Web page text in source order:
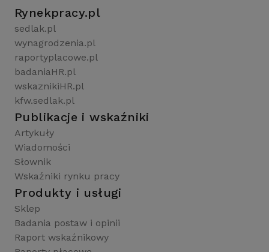
Rynekpracy.pl
sedlak.pl
wynagrodzenia.pl
raportyplacowe.pl
badaniaHR.pl
wskaznikiHR.pl
kfw.sedlak.pl
Publikacje i wskaźniki
Artykuły
Wiadomości
Słownik
Wskaźniki rynku pracy
Produkty i usługi
Sklep
Badania postaw i opinii
Raport wskaźnikowy